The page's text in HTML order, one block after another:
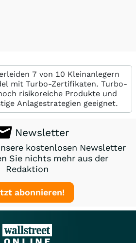
7 von 10 Kleinanlegern
mit Turbo-Zertifikaten. Turbo-
risikoreiche Produkte und
Anlagestrategien geeignet.
Newsletter
kostenlosen Newsletter
Sie nichts mehr aus der
Redaktion
abonnieren!